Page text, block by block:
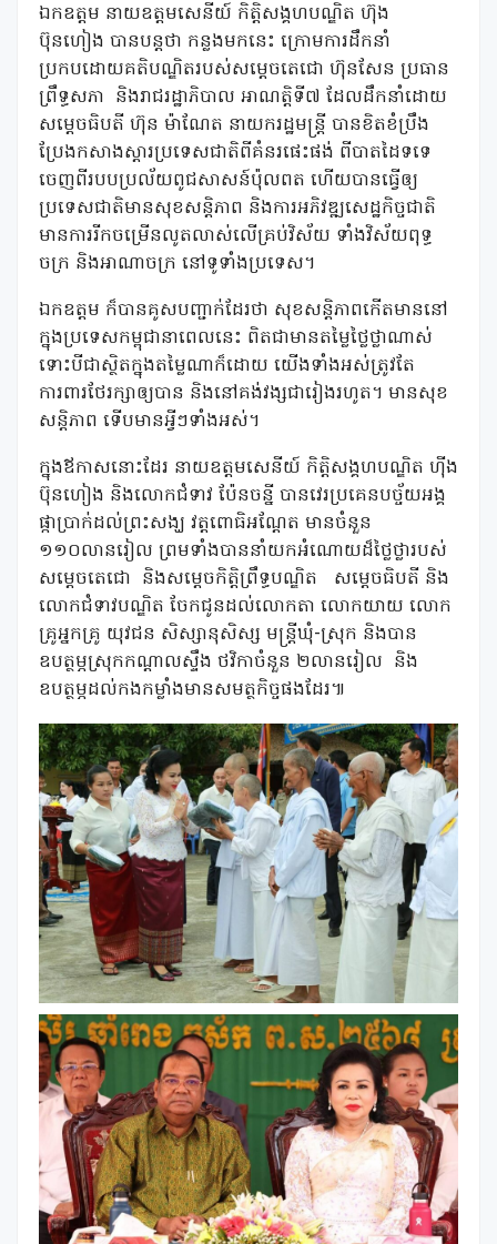
ឯកឧត្តម នាយឧត្តមសេនីយ៍ កិត្តិសង្គហបណ្ឌិត ហ៊ុង
ប៊ុនហៀង បានបន្តថា កន្លងមកនេះ ក្រោមការដឹកនាំ
ប្រកបដោយគតិបណ្ឌិតរបស់សម្តេចតេជោ ហ៊ុនសែន ប្រធាន
ព្រឹទ្ធសភា និងរាជរដ្ឋាភិបាល អាណត្តិទី៧ ដែលដឹកនាំដោយ
សម្តេចធិបតី ហ៊ុន ម៉ាណែត នាយករដ្ឋមន្រ្តី បានខិតខំប្រឹង
ប្រែងកសាងស្តារប្រទេសជាតិពីគំនរផេះផង់ ពីបាតដៃទទេ
ចេញពីរបបប្រល័យពូជសាសន៍ប៉ុលពត ហើយបានធ្វើឲ្យ
ប្រទេសជាតិមានសុខសន្តិភាព និងការអភិវឌ្ឍសេដ្ឋកិច្ចជាតិ
មានការរីកចម្រើនលូតលាស់លើគ្រប់វិស័យ ទាំងវិស័យពុទ្ធ
ចក្រ និងអាណាចក្រ នៅទូទាំងប្រទេស។
ឯកឧត្តម ក៏បានគូសបញ្ជាក់ដែរថា សុខសន្តិភាពកើតមាននៅ
ក្នុងប្រទេសកម្ពុជានាពេលនេះ ពិតជាមានតម្លៃថ្លៃថ្លាណាស់
ទោះបីជាស្ថិតក្នុងតម្លៃណាក៏ដោយ យើងទាំងអស់ត្រូវតែ
ការពារថែរក្សាឲ្យបាន និងនៅគង់វង្សជារៀងរហូត។ មានសុខ
សន្តិភាព ទើបមានអ្វីៗទាំងអស់។
ក្នុងឪកាសនោះដែរ នាយឧត្តមសេនីយ៍ កិត្តិសង្គហបណ្ឌិត ហ៊ីង
ប៊ុនហៀង និងលោកជំទាវ ប៉ែនចន្នី បានវេរប្រគេនបច្ច័យអង្គ
ផ្កាប្រាក់ដល់ព្រះសង្ឃ វត្តពោធិអណ្តែត មានចំនួន
១១០លានរៀល ព្រមទាំងបាននាំយកអំណោយដ៏ថ្លៃថ្លារបស់
សម្តេចតេជោ និងសម្តេចកិត្តិព្រឹទ្ធបណ្ឌិត សម្តេចធិបតី និង
លោកជំទាវបណ្ឌិត ចែកជូនដល់លោកតា លោកយាយ លោក
គ្រូអ្នកគ្រូ យុវជន សិស្សានុសិស្ស មន្ត្រីឃុំ-ស្រុក និងបាន
ឧបត្ថម្ភស្រុកកណ្តាលស្ទឹង ថវិកាចំនួន ២លានរៀល និង
ឧបត្ថម្ភដល់កងកម្លាំងមានសមត្ថកិច្ចផងដែរ៕